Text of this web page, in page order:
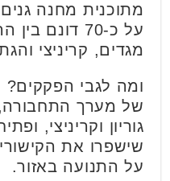
מתוכנית מחנה
על כ-70 דונם
מגדים, קריניצי
ומה לגבי הפקקים?
של מערך
גוריון וקריניצי,
שישפרו את
על התנועה באזור.